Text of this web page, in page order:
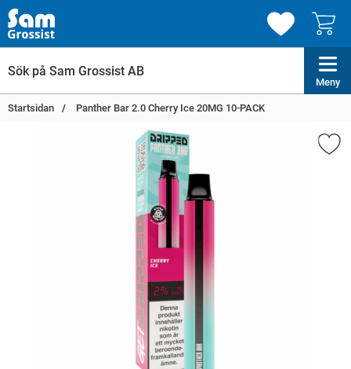
Meny
Startsidan Panther Bar 2.0 Cherry Ice 20MG 10-PACK